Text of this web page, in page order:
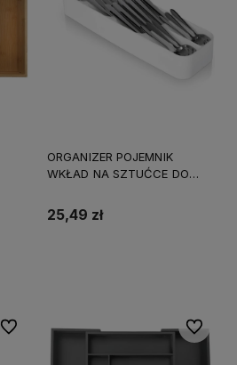
ORGANIZER POJEMNIK
WKŁAD NA SZTUĆCE DO
25,49 zł
Do ulubionych Do